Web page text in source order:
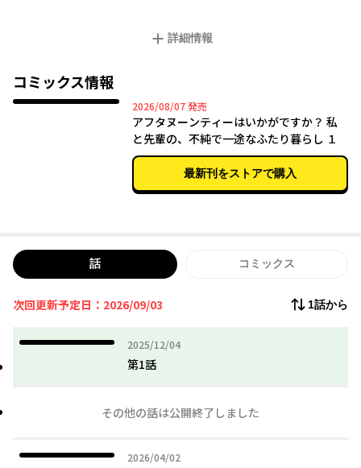
らも目が離せない。嘘と本音が交差する日々の中、初めて知る恋
詳細情報
コミックス情報
2026/08/072026年08月07日
発売
アフタヌーンティーはいかがですか？ 私
と先輩の、不純で一途なふたり暮らし １
最新刊をストアで購入
話 コミックス
次回更新予定日：2026/09/03 1話から
2025/12/04
2025年12月04日
第1話
その他の話は公開終了しました
2026/04/02
2026年04月02日